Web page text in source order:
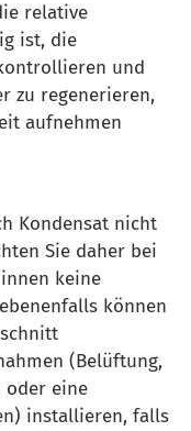
relative
ist, die
und
zu regenerieren,
aufnehmen
Kondensat nicht
Sie daher bei
keine
können
(Belüftung,
oder eine
installieren, falls